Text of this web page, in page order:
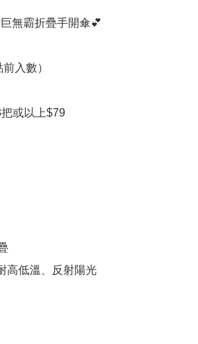
無霸折疊手開傘💕
入數）
或以上$79
高低溫、反射陽光